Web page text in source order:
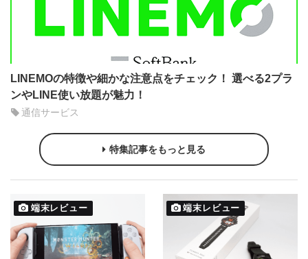
LINEMOの特徴や細かな注意点をチェック！ 選べる2プラ
ンやLINE使い放題が魅力！
通信サービス
特集記事をもっと見る
端末レビュー 端末レビュー